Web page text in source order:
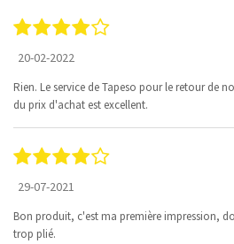
20-02-2022
Rien. Le service de Tapeso pour le retour de
du prix d'achat est excellent.
29-07-2021
Bon produit, c'est ma première impression,
trop plié.